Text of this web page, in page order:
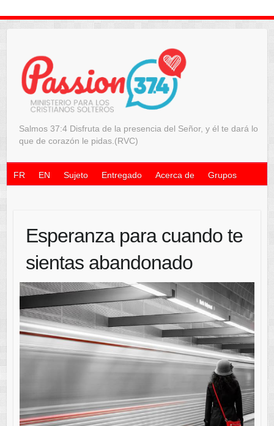
Salmos 37:4 Disfruta de la presencia del Señor, y él te dará lo
que de corazón le pidas.(RVC)
Sujeto Entregado Acerca de Grupos
FR EN
Esperanza para cuando te
sientas abandonado